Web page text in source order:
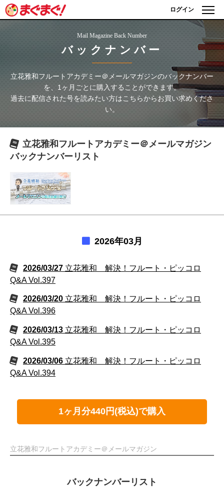
ログイン
Mail Magazine Back Number
バックナンバー
立花雅和フルートアカデミー＠メールマガジンのバックナンバー
を、1ヶ月ごとに購入することができます。
過去に配信された号を読みたい方はこちらからお買い求めくださ
い。
立花雅和フルートアカデミー＠メールマガジン
バックナンバーリスト
2026年03月
2026/03/27 立花雅和 解決！フルート・ピッコロ
Q&A Vol.397
2026/03/20 立花雅和 解決！フルート・ピッコロ
Q&A Vol.396
2026/03/13 立花雅和 解決！フルート・ピッコロ
Q&A Vol.395
2026/03/06 立花雅和 解決！フルート・ピッコロ
Q&A Vol.394
1ヶ月分440円(税込)で購入
立花雅和フルートアカデミー＠メールマガジン
バックナンバーリスト